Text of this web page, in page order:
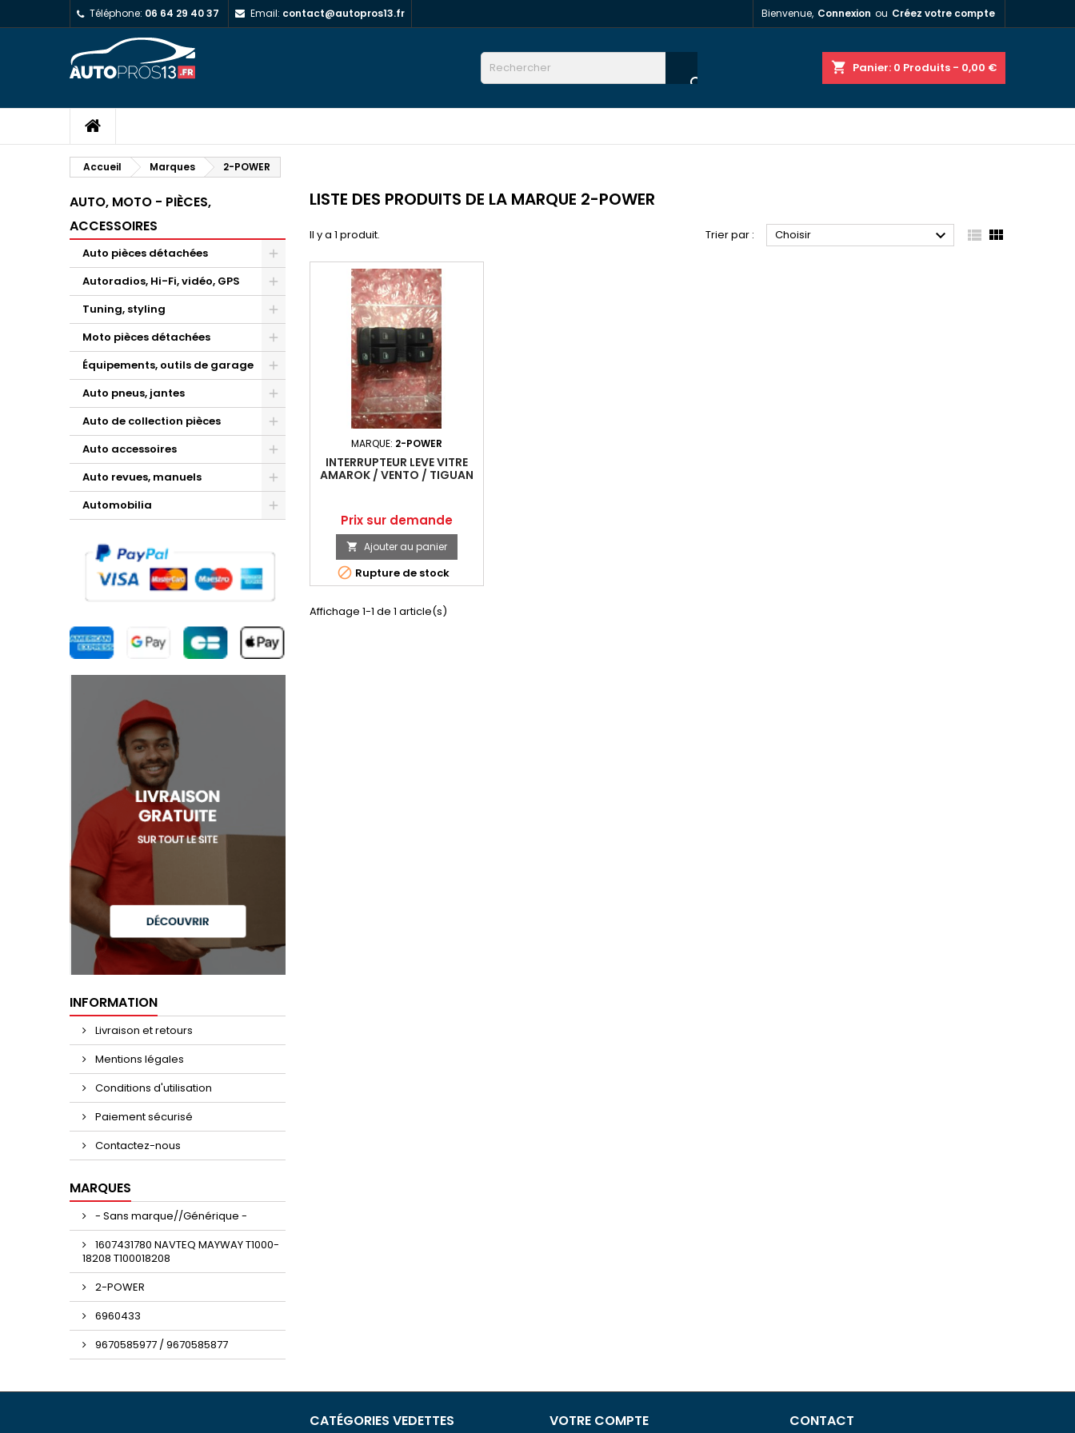
Téléphone: 06 64 29 40 37 Email: contact@autopros13.fr Bienvenue, Connexion ou Créez votre compte
shopping_cart Panier: 0 Produits - 0,00 €

Accueil Marques 2-POWER
AUTO, MOTO - PIÈCES,
ACCESSOIRES
Auto pièces détachées
Autoradios, Hi-Fi, vidéo, GPS
Tuning, styling
Moto pièces détachées
Équipements, outils de garage
Auto pneus, jantes
Auto de collection pièces
Auto accessoires
Auto revues, manuels
Automobilia
INFORMATION
Livraison et retours
Mentions légales
Conditions d'utilisation
Paiement sécurisé
Contactez-nous
MARQUES
- Sans marque//Générique -
1607431780 NAVTEQ MAYWAY T1000-
18208 T100018208
2-POWER
6960433
9670585977 / 9670585877
LISTE DES PRODUITS DE LA MARQUE 2-POWER
Il y a 1 produit. Trier par : Choisir   
MARQUE: 2-POWER
INTERRUPTEUR LEVE VITRE
AMAROK / VENTO / TIGUAN
Prix
Prix sur demande
 Ajouter au panier
 Rupture de stock
Affichage 1-1 de 1 article(s)
CATÉGORIES VEDETTES VOTRE COMPTE CONTACT